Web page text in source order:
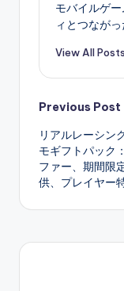
モバイルゲ
ィとつなが
View All Posts
Post
Previous Post
リアルレーシン
モギフトパック
ファー、期間限
供、プレイヤー